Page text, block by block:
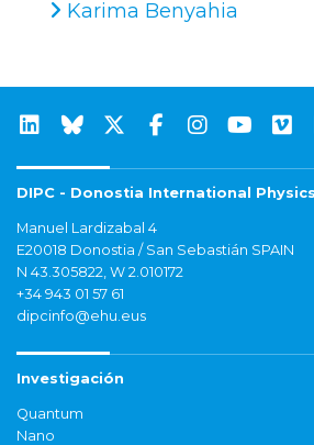
Karima Benyahia
DIPC - Donostia International
Manuel Lardizabal 4
E20018 Donostia / San Sebastián SPAIN
N 43.305822, W 2.010172
+34 943 01 57 61
dipcinfo@ehu.eus
Investigación
Quantum
Nano